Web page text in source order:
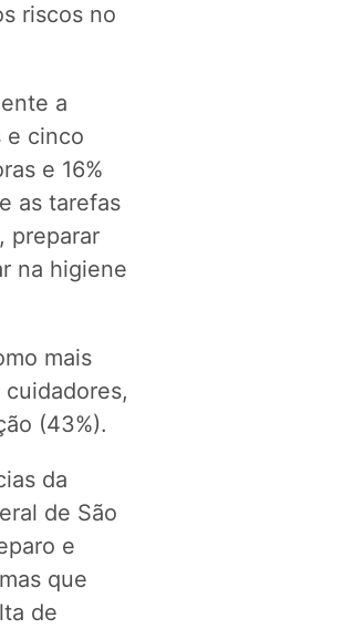
riscos no
a
e cinco
e 16%
as tarefas
preparar
na higiene
mais
(43%).
da
de São
e
que
de